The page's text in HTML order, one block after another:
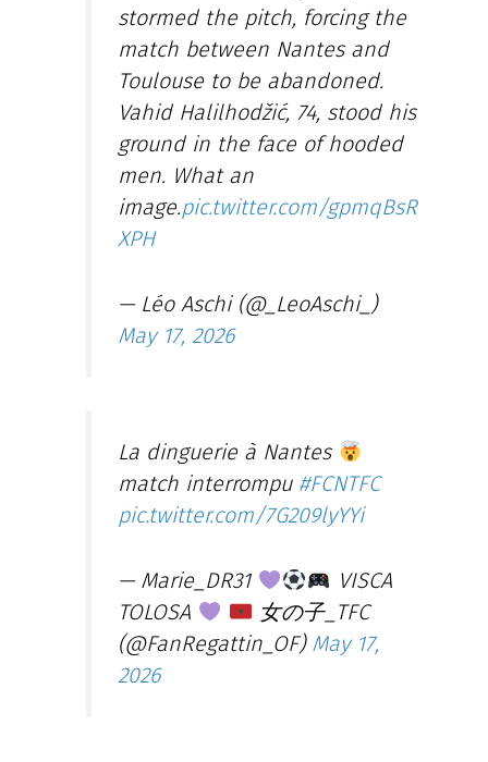
stormed the pitch, forcing the
match between Nantes and
Toulouse to be abandoned.
Vahid Halilhodžić, 74, stood his
ground in the face of hooded
men. What an
image.pic.twitter.com/gpmqBsR
XPH
— Léo Aschi (@_LeoAschi_)
May 17, 2026
La dinguerie à Nantes
match interrompu #FCNTFC
pic.twitter.com/7G209lyYYi
— Marie_DR31
VISCA
TOLOSA
女の子_TFC
(@FanRegattin_OF) May 17,
2026